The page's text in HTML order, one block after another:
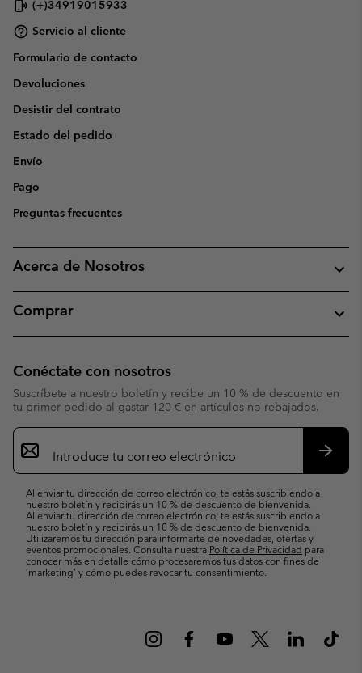
(+)34919015933
Servicio al cliente
Formulario de contacto
Devoluciones
Desistir del contrato
Estado del pedido
Envío
Pago
Preguntas frecuentes
Acerca de Nosotros
Comprar
Conéctate con nosotros
Suscríbete a nuestro boletín y recibe un 10 % de descuento en
tu primer pedido al gastar 120 € en artículos no rebajados.
Suscripción
de
correo
Al enviar tu dirección de correo electrónico, te estás suscribiendo a
nuestro boletín y recibirás un 10 % de descuento de bienvenida.
Al enviar tu dirección de correo electrónico, te estás suscribiendo a
nuestro boletín y recibirás un 10 % de descuento de bienvenida.
Utilizaremos tu dirección para informarte de novedades, ofertas y
eventos promocionales. Consulta nuestra Política de Privacidad para
conocer más en detalle cómo procesaremos tus datos con fines de
’marketing’ y cómo puedes revocar tu consentimiento.